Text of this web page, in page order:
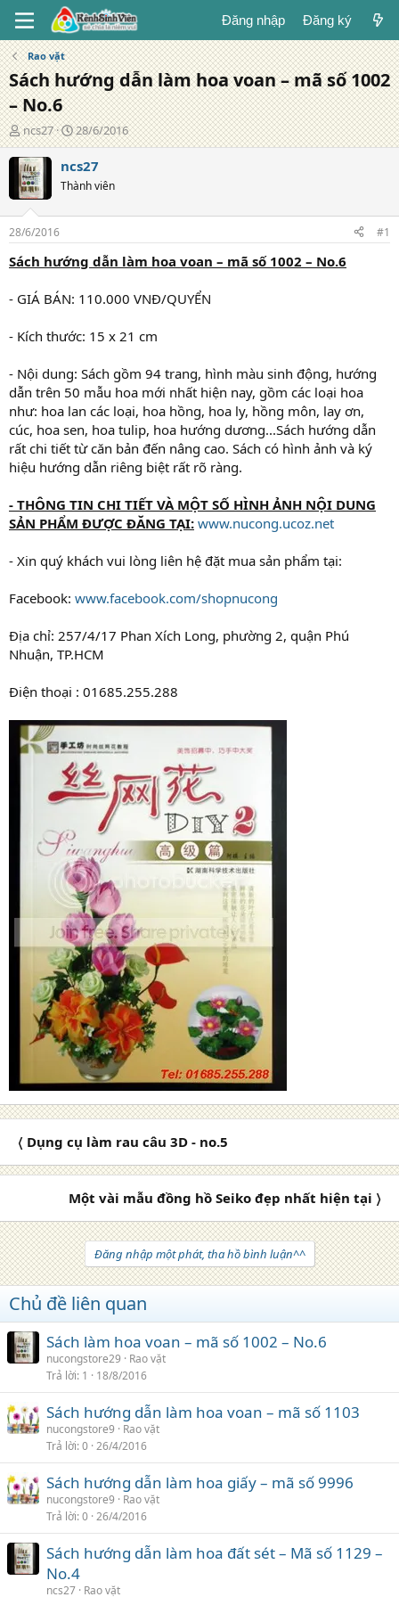
Đăng nhập Đăng ký
Rao vặt
Sách hướng dẫn làm hoa voan – mã số 1002
– No.6
T
á
c
g
i
ả
ncs27
N
g
à
y
đ
g
28/6/2016
ncs27
Thành viên
28/6/2016 #1
Sách hướng dẫn làm hoa voan – mã số 1002 – No.6
- GIÁ BÁN: 110.000 VNĐ/QUYỂN
- Kích thước: 15 x 21 cm
- Nội dung: Sách gồm 94 trang, hình màu sinh động, hướng
dẫn trên 50 mẫu hoa mới nhất hiện nay, gồm các loại hoa
như: hoa lan các loại, hoa hồng, hoa ly, hồng môn, lay ơn,
cúc, hoa sen, hoa tulip, hoa hướng dương...Sách hướng dẫn
rất chi tiết từ căn bản đến nâng cao. Sách có hình ảnh và ký
hiệu hướng dẫn riêng biệt rất rõ ràng.
- THÔNG TIN CHI TIẾT VÀ MỘT SỐ HÌNH ẢNH NỘI DUNG
SẢN PHẨM ĐƯỢC ĐĂNG TẠI: www.nucong.ucoz.net
- Xin quý khách vui lòng liên hệ đặt mua sản phẩm tại:
Facebook: www.facebook.com/shopnucong
Địa chỉ: 257/4/17 Phan Xích Long, phường 2, quận Phú
Nhuận, TP.HCM
Điện thoại : 01685.255.288
〈 Dụng cụ làm rau câu 3D - no.5
Một vài mẫu đồng hồ Seiko đẹp nhất hiện tại 〉
Đăng nhập một phát, tha hồ bình luận^^
Chủ đề liên quan
Sách làm hoa voan – mã số 1002 – No.6
nucongstore29
Rao vặt
Trả lời 1 18/8/2016
Sách hướng dẫn làm hoa voan – mã số 1103
nucongstore9
Rao vặt
Trả lời 0 26/4/2016
Sách hướng dẫn làm hoa giấy – mã số 9996
nucongstore9
Rao vặt
Trả lời 0 26/4/2016
Sách hướng dẫn làm hoa đất sét – Mã số 1129 –
No.4
ncs27 Rao vặt